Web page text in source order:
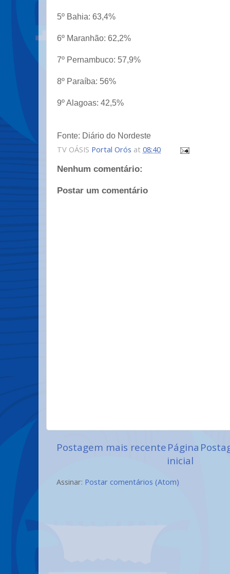
5º Bahia: 63,4%
6º Maranhão: 62,2%
7º Pernambuco: 57,9%
8º Paraíba: 56%
9º Alagoas: 42,5%
Fonte: Diário do Nordeste
TV OÁSIS Portal Orós at 08:40
Nenhum comentário:
Postar um comentário
Postagem mais recentePágina
inicial
Assinar: Postar comentários (Atom)